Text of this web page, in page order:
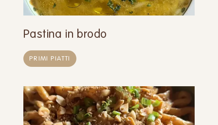
Pastina in brodo
PRIMI PIATTI